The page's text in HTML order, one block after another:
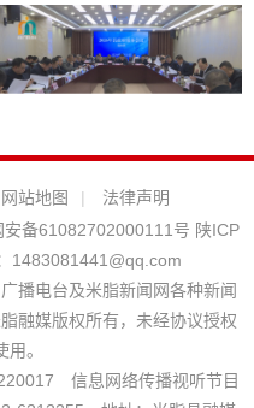
网站地图 |
法律声明
安备61082702000111号 陕ICP
1483081441@qq.com
播电台及米脂新闻网各种新闻
融媒版权所有，未经协议授权
。
信息网络传播视听节目